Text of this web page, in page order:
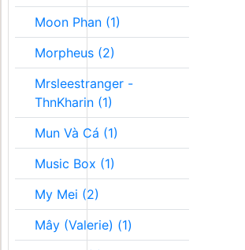
Moon Phan (1)
Morpheus (2)
Mrsleestranger -
ThnKharin (1)
Mun Và Cá (1)
Music Box (1)
My Mei (2)
Mây (Valerie) (1)